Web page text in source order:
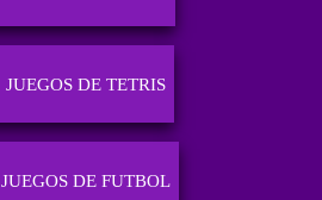
JUEGOS DE TETRIS
JUEGOS DE FUTBOL